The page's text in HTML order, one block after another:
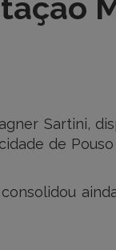
Sartini,
de